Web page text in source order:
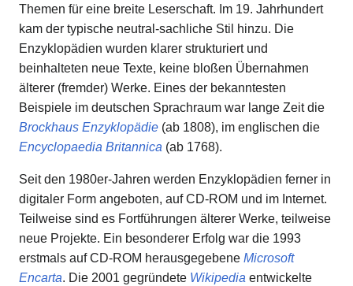
Themen für eine breite Leserschaft. Im 19. Jahrhundert
kam der typische neutral-sachliche Stil hinzu. Die
Enzyklopädien wurden klarer strukturiert und
beinhalteten neue Texte, keine bloßen Übernahmen
älterer (fremder) Werke. Eines der bekanntesten
Beispiele im deutschen Sprachraum war lange Zeit die
Brockhaus Enzyklopädie (ab 1808), im englischen die
Encyclopaedia Britannica (ab 1768).
Seit den 1980er-Jahren werden Enzyklopädien ferner in
digitaler Form angeboten, auf CD-ROM und im Internet.
Teilweise sind es Fortführungen älterer Werke, teilweise
neue Projekte. Ein besonderer Erfolg war die 1993
erstmals auf CD-ROM herausgegebene Microsoft
Encarta. Die 2001 gegründete Wikipedia entwickelte